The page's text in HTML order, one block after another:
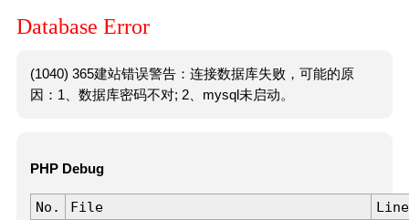
Database Error
(1040) 365建站错误警告：连接数据库失败，可能的原
因：1、数据库密码不对; 2、mysql未启动。
PHP Debug
No. File
Line